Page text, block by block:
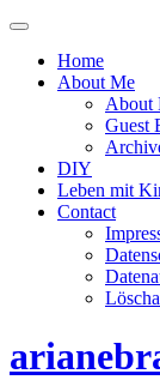
Menü
oder
ausblenden
Home
About Me
About
Guest
DIY
Leben mit
Contact